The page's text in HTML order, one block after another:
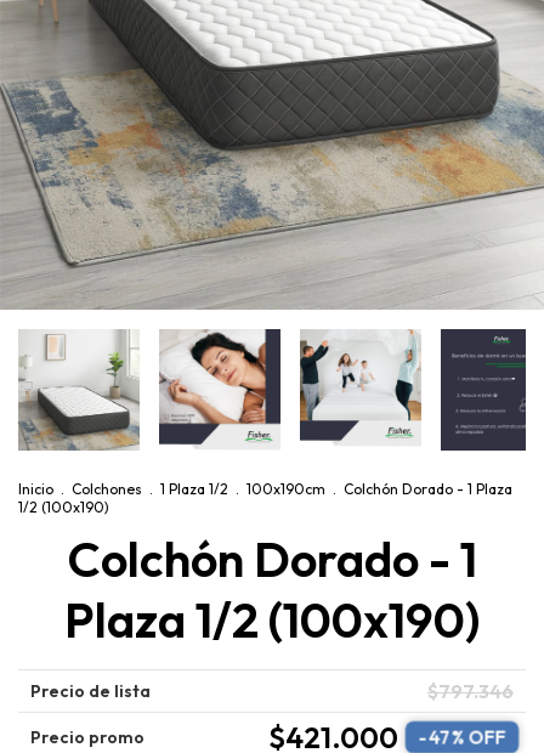
Inicio . Colchones . 1 Plaza 1/2 . 100x190cm . Colchón Dorado - 1 Plaza
1/2 (100x190)
Colchón Dorado - 1
Plaza 1/2 (100x190)
Precio de lista $797.346
Precio promo $421.000 -47% OFF